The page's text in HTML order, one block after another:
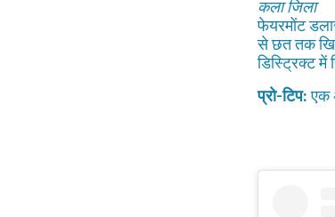
कला जिला
फेयरमोंट
से छत तक
डिस्ट्रिक्ट
प्रो-टिप:एक